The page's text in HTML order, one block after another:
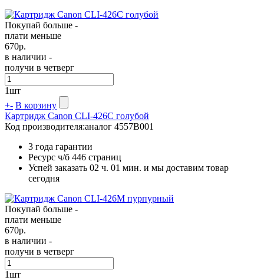
Покупай больше -
плати меньше
670р.
в наличии -
получи в четверг
1шт
+- В корзину
Картридж Canon CLI-426C голубой
Код производителя:аналог 4557B001
3 года гарантии
Ресурс ч/б 446 страниц
Успей заказать 02 ч. 01 мин. и мы доставим товар
сегодня
Покупай больше -
плати меньше
670р.
в наличии -
получи в четверг
1шт